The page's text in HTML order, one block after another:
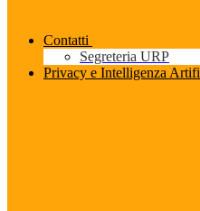
Contatti
Segreteria URP
Privacy e Intelligenza